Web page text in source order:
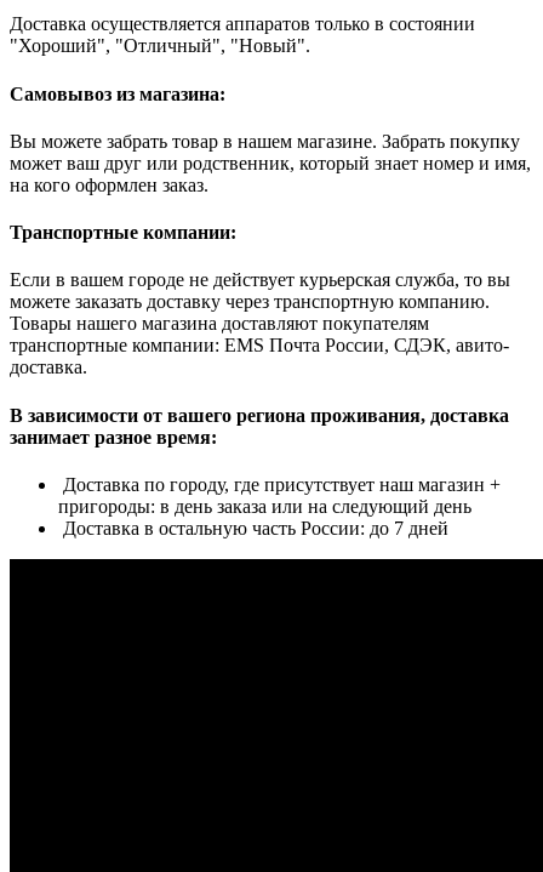
Доставка осуществляется аппаратов только в состоянии
"Хороший", "Отличный", "Новый".
Самовывоз из магазина:
Вы можете забрать товар в нашем магазине. Забрать покупку
может ваш друг или родственник, который знает номер и имя,
на кого оформлен заказ.
Транспортные компании:
Если в вашем городе не действует курьерская служба, то вы
можете заказать доставку через транспортную компанию.
Товары нашего магазина доставляют покупателям
транспортные компании: EMS Почта России, СДЭК, авито-
доставка.
В зависимости от вашего региона проживания, доставка
занимает разное время:
Доставка по городу, где присутствует наш магазин +
пригороды: в день заказа или на следующий день
Доставка в остальную часть России: до 7 дней